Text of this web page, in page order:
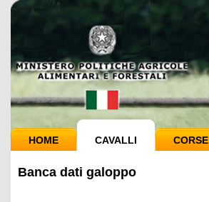
HOME CAVALLI CORSE
Banca dati galoppo